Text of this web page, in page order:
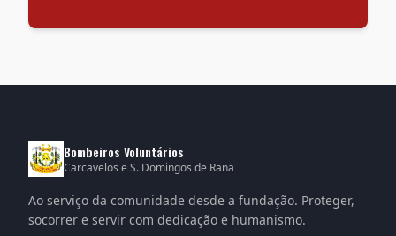
Bombeiros Voluntários
Carcavelos e S. Domingos de Rana
Ao serviço da comunidade desde a fundação. Proteger,
socorrer e servir com dedicação e humanismo.